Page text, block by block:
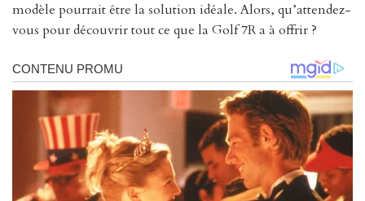
modèle pourrait être la solution idéale. Alors, qu’attendez-
vous pour découvrir tout ce que la Golf 7R a à offrir ?